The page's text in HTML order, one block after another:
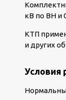
кВ по ВН и
КТП
и других
Условия